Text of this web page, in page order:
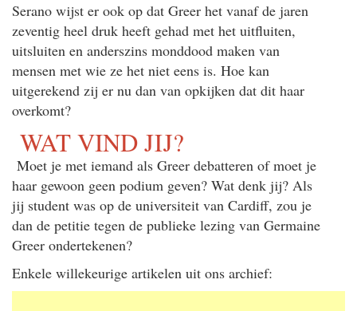
Serano wijst er ook op dat Greer het vanaf de jaren
zeventig heel druk heeft gehad met het uitfluiten,
uitsluiten en anderszins monddood maken van
mensen met wie ze het niet eens is. Hoe kan
uitgerekend zij er nu dan van opkijken dat dit haar
overkomt?
WAT VIND JIJ?
Moet je met iemand als Greer debatteren of moet je
haar gewoon geen podium geven? Wat denk jij? Als
jij student was op de universiteit van Cardiff, zou je
dan de petitie tegen de publieke lezing van Germaine
Greer ondertekenen?
Enkele willekeurige artikelen uit ons archief: